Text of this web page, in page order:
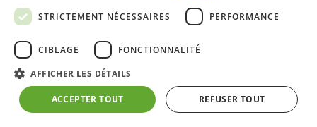
STRICTEMENT NÉCESSAIRES
PERFORMANCE
CIBLAGE FONCTIONNALITÉ
AFFICHER LES DÉTAILS
ACCEPTER TOUT REFUSER TOUT